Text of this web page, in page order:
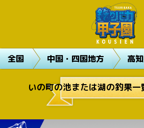
全国 中国・四国地方 高
いの町の池または湖の釣果